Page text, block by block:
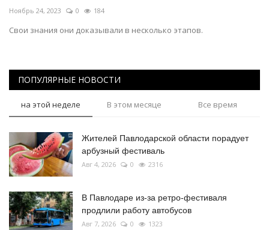
Ноябрь 24, 2023 0 184
Свои знания они доказывали в несколько этапов.
ПОПУЛЯРНЫЕ НОВОСТИ
на этой неделе В этом месяце Все время
Жителей Павлодарской области порадует
арбузный фестиваль
Авг 4, 2026 0 2316
В Павлодаре из-за ретро-фестиваля
продлили работу автобусов
Авг 7, 2026 0 1323